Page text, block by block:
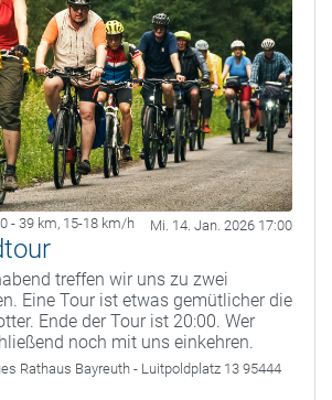
- 39 km, 15-18 km/h Mi. 14. Jan. 2026 17:00
treffen wir uns zu zwei
Eine Tour ist etwas gemütlicher die
Ende der Tour ist 20:00. Wer
noch mit uns einkehren.
Rathaus Bayreuth - Luitpoldplatz 13 95444